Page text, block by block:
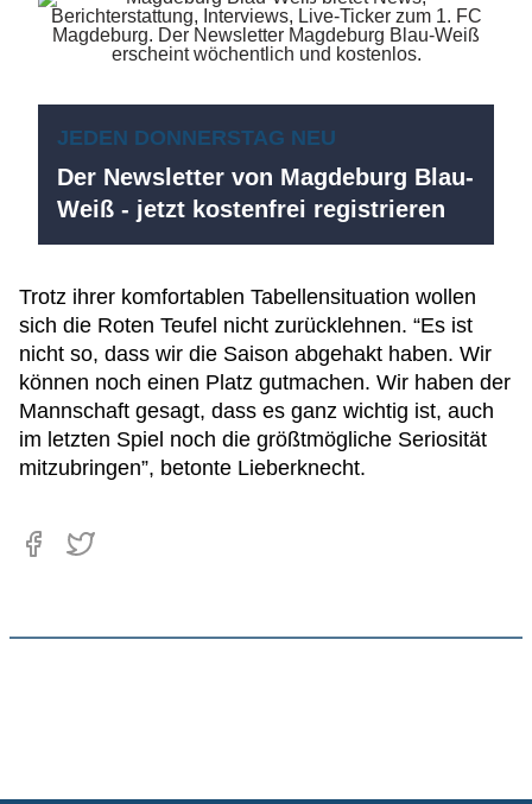
JEDEN DONNERSTAG NEU
Der Newsletter von Magdeburg Blau-
Weiß - jetzt kostenfrei registrieren
Trotz ihrer komfortablen Tabellensituation wollen
sich die Roten Teufel nicht zurücklehnen. “Es ist
nicht so, dass wir die Saison abgehakt haben. Wir
können noch einen Platz gutmachen. Wir haben der
Mannschaft gesagt, dass es ganz wichtig ist, auch
im letzten Spiel noch die größtmögliche Seriosität
mitzubringen”, betonte Lieberknecht.